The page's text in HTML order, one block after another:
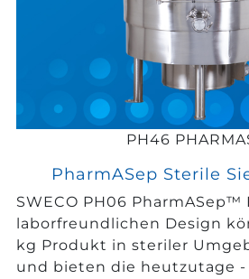
PH46
PharmASep Sterile
SWECO PH06
laborfreundlichen Design
kg Produkt in steriler
und bieten die heutzutage -